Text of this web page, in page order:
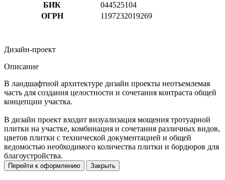
БИК
044525104
ОГРН
1197232019269
Дизайн-проект
Описание
В ландшафтной архитектуре дизайн проекты неотъемлемая
часть для создания целостности и сочетания контраста общей
концепции участка.
В дизайн проект входит визуализация мощения тротуарной
плитки на участке, комбинация и сочетания различных видов,
цветов плитки с технической документацией и общей
ведомостью необходимого количества плитки и бордюров для
благоустройства.
Перейти к оформлению Закрыть